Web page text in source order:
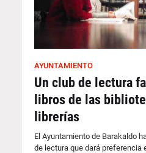
AYUNTAMIENTO
Un club de lectura
libros de las
librerías
El Ayuntamiento de Barakaldo
de lectura que dará preferencia